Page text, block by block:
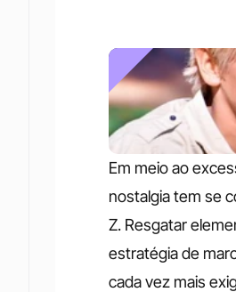
Em meio ao
nostalgia tem se
Z. Resgatar
estratégia de
cada vez mais